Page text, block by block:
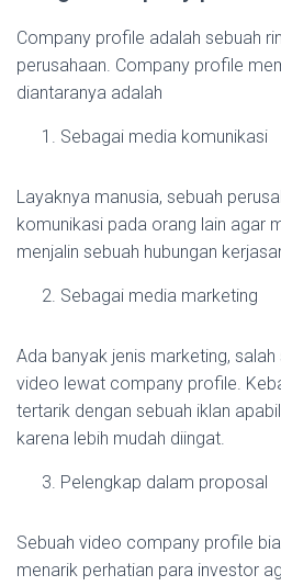
Company profile adalah sebuah
perusahaan. Company profile
diantaranya adalah
Sebagai media komunikasi
Layaknya manusia, sebuah
komunikasi pada orang lain agar
menjalin sebuah hubungan
Sebagai media marketing
Ada banyak jenis marketing,
video lewat company profile.
tertarik dengan sebuah iklan
karena lebih mudah diingat.
Pelengkap dalam proposal
Sebuah video company profile
menarik perhatian para investor